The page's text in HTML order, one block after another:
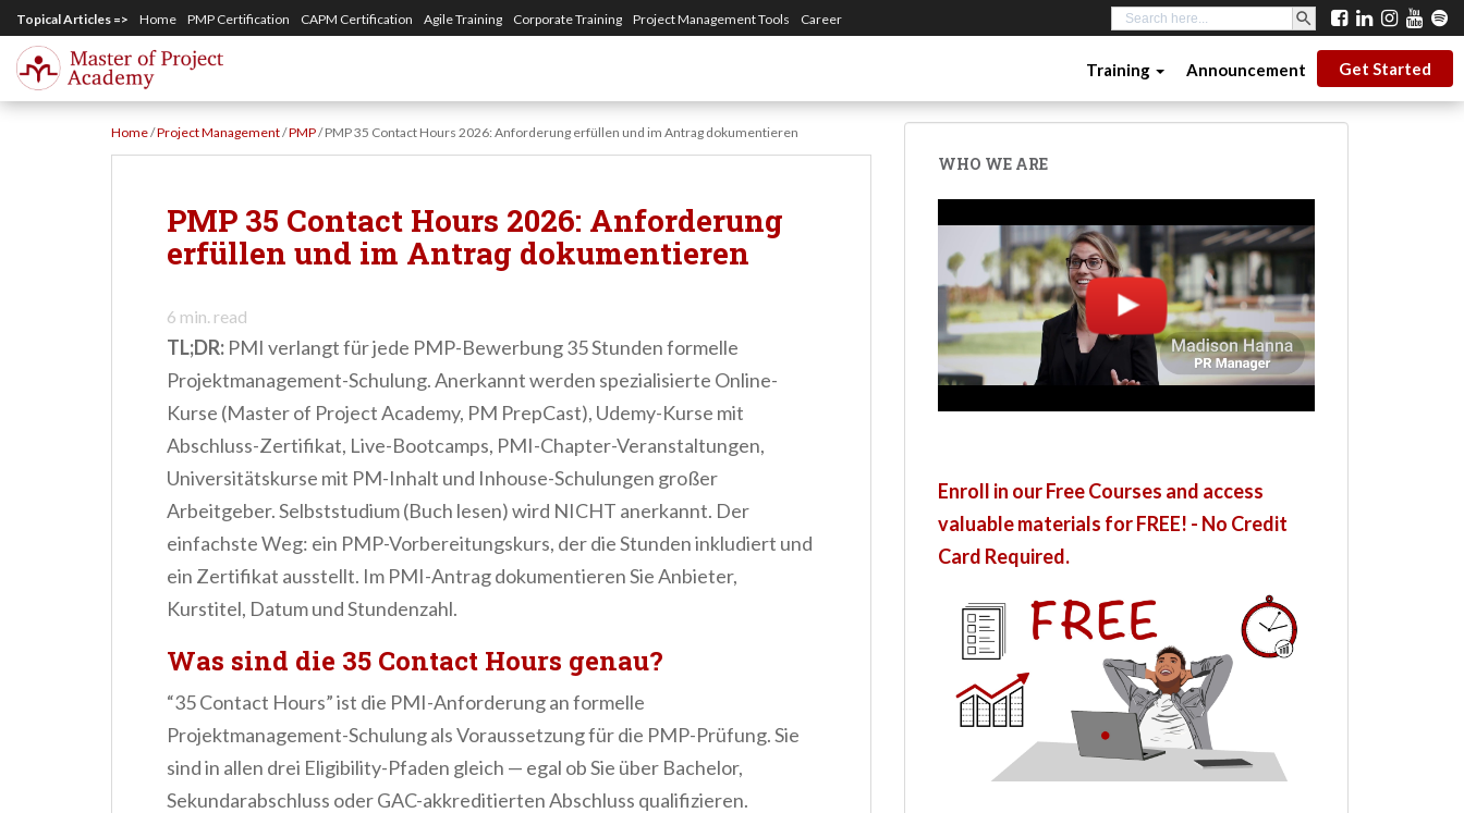
p
Topical Articles => Home PMP Certification CAPM Certification Agile Training Corporate Training Project Management Tools Career
Search
for:
SEARCH BUTTON
Training Announcement Get Started
Home/Project Management/PMP/PMP 35 Contact Hours 2026: Anforderung erfüllen und im Antrag dokumentieren
PMP 35 Contact Hours 2026: Anforderung
erfüllen und im Antrag dokumentieren
6 min. read
TL;DR: PMI verlangt für jede PMP-Bewerbung 35 Stunden formelle
Projektmanagement-Schulung. Anerkannt werden spezialisierte Online-
Kurse (Master of Project Academy, PM PrepCast), Udemy-Kurse mit
Abschluss-Zertifikat, Live-Bootcamps, PMI-Chapter-Veranstaltungen,
Universitätskurse mit PM-Inhalt und Inhouse-Schulungen großer
Arbeitgeber. Selbststudium (Buch lesen) wird NICHT anerkannt. Der
einfachste Weg: ein PMP-Vorbereitungskurs, der die Stunden inkludiert und
ein Zertifikat ausstellt. Im PMI-Antrag dokumentieren Sie Anbieter,
Kurstitel, Datum und Stundenzahl.
Was sind die 35 Contact Hours genau?
“35 Contact Hours” ist die PMI-Anforderung an formelle
Projektmanagement-Schulung als Voraussetzung für die PMP-Prüfung. Sie
sind in allen drei Eligibility-Pfaden gleich — egal ob Sie über Bachelor,
Sekundarabschluss oder GAC-akkreditierten Abschluss qualifizieren.
WHO WE ARE
Enroll in our Free Courses and access
valuable materials for FREE! - No Credit
Card Required.